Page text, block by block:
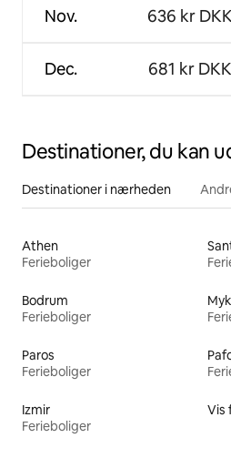
Nov.
Dec.
636 kr
681 kr DKK
Destinationer, du kan
Destinationer i nærheden
Athen
Ferieboliger
Bodrum
Ferieboliger
Paros
Ferieboliger
Izmir
Ferieboliger
Vis